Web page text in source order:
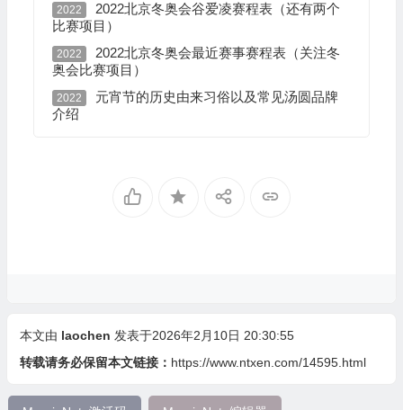
2022
2022北京冬奥会谷爱凌赛程表（还有两个
比赛项目）
2022
2022北京冬奥会最近赛事赛程表（关注冬
奥会比赛项目）
2022
元宵节的历史由来习俗以及常见汤圆品牌
介绍
本文由 laochen 发表于2026年2月10日 20:30:55
转载请务必保留本文链接： https://www.ntxen.com/14595.html